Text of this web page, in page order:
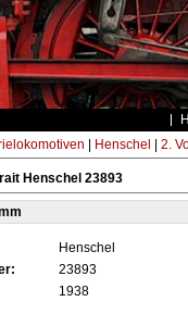
Henschel 2.
Henschel 23893
Henschel
23893
1938